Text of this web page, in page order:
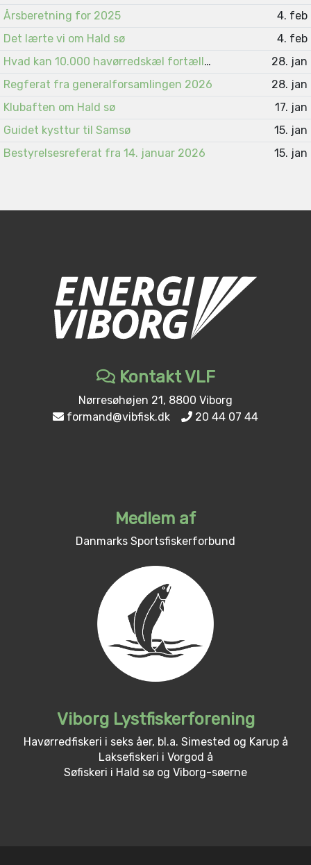
Årsberetning for 2025
4. feb
Det lærte vi om Hald sø
4. feb
Hvad kan 10.000 havørredskæl fortælle ?
28. jan
Regferat fra generalforsamlingen 2026
28. jan
Klubaften om Hald sø
17. jan
Guidet kysttur til Samsø
15. jan
Bestyrelsesreferat fra 14. januar 2026
15. jan
Kontakt VLF
Nørresøhøjen 21, 8800 Viborg
formand@vibfisk.dk
20 44 07 44
Medlem af
Danmarks Sportsfiskerforbund
Viborg Lystfiskerforening
Havørredfiskeri i seks åer, bl.a. Simested og Karup å
Laksefiskeri i Vorgod å
Søfiskeri i Hald sø og Viborg-søerne